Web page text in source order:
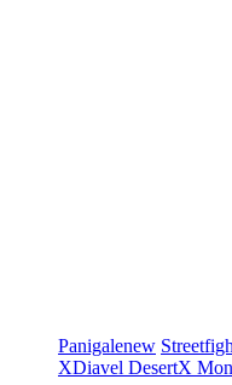
Panigalenew
XDiavel DesertX